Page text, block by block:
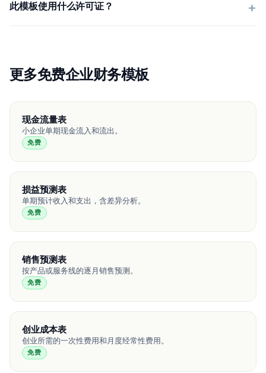
此模板使用什么许可证？
更多免费企业财务模板
现金流量表
小企业单期现金流入和流出。
免费
损益预测表
单期预计收入和支出，含差异分析。
免费
销售预测表
按产品或服务线的逐月销售预测。
免费
创业成本表
创业所需的一次性费用和月度经常性费用。
免费